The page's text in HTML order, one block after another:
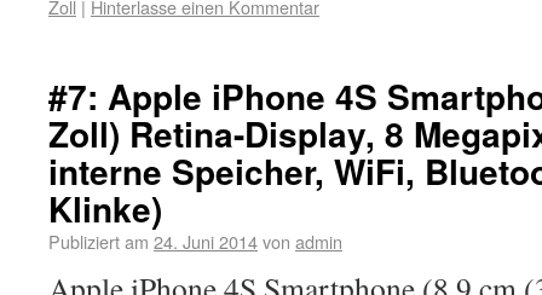
Zoll | Hinterlasse einen Kommentar
#7: Apple iPhone 4S
Zoll) Retina-Display, 8
interne Speicher, WiFi,
Klinke)
Publiziert am 24. Juni 2014von admin